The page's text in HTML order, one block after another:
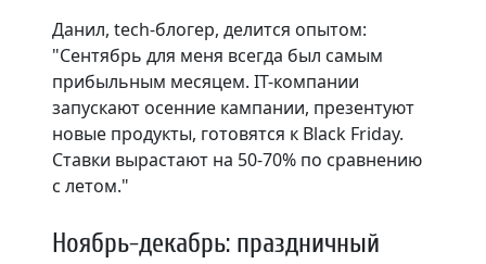
Данил, tech-блогер, делится опытом:
"Сентябрь для меня всегда был самым
прибыльным месяцем. IT-компании
запускают осенние кампании, презентуют
новые продукты, готовятся к Black Friday.
Ставки вырастают на 50-70% по сравнению
с летом."
Ноябрь-декабрь: праздничный